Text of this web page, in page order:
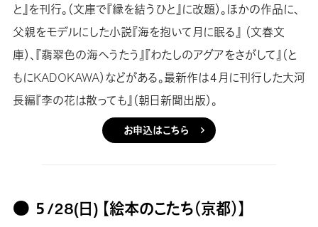
と』を刊行。（文庫で『縁を結うひと』に改題）。ほかの作品に、
父親をモデルにした小説『海を抱いて月に眠る』 （文春文
庫）、『翡翠色の海へうたう』『わたしのアグアをさがして』（と
もにKADOKAWA）などがある。最新作は４月に刊行した大河
長編『李の花は散っても』（朝日新聞出版）。
お申込はこちら
● ５/28(日) 【絵本のこたち（京都）】